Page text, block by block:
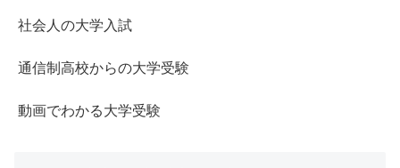
社会人の大学入試
通信制高校からの大学受験
動画でわかる大学受験